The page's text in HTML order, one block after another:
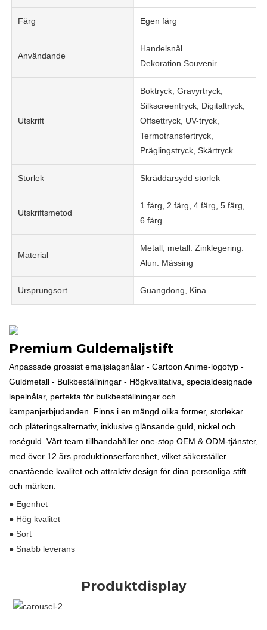
Färg Egen färg
Användande
Handelsnål.
Dekoration.Souvenir
Utskrift
Boktryck, Gravyrtryck,
Silkscreentryck, Digitaltryck,
Offsettryck, UV-tryck,
Termotransfertryck,
Präglingstryck, Skärtryck
Storlek Skräddarsydd storlek
Utskriftsmetod
1 färg, 2 färg, 4 färg, 5 färg,
6 färg
Material
Metall, metall. Zinklegering.
Alun. Mässing
Ursprungsort Guangdong, Kina
Premium Guldemaljstift
Anpassade grossist emaljslagsnålar - Cartoon Anime-logotyp -
Guldmetall - Bulkbeställningar - Högkvalitativa, specialdesignade
lapelnålar, perfekta för bulkbeställningar och
kampanjerbjudanden. Finns i en mängd olika former, storlekar
och pläteringsalternativ, inklusive glänsande guld, nickel och
roséguld. Vårt team tillhandahåller one-stop OEM & ODM-tjänster,
med över 12 års produktionserfarenhet, vilket säkerställer
enastående kvalitet och attraktiv design för dina personliga stift
och märken.
● Egenhet
● Hög kvalitet
● Sort
● Snabb leverans
Produktdisplay